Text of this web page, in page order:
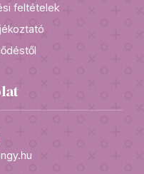
feltételek